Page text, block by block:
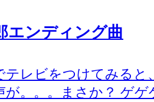
エンディング曲
テレビをつけてみると
が。。。まさか？ ゲ